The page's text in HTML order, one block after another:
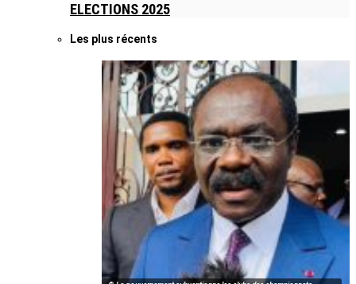
ELECTIONS 2025
Les plus récents